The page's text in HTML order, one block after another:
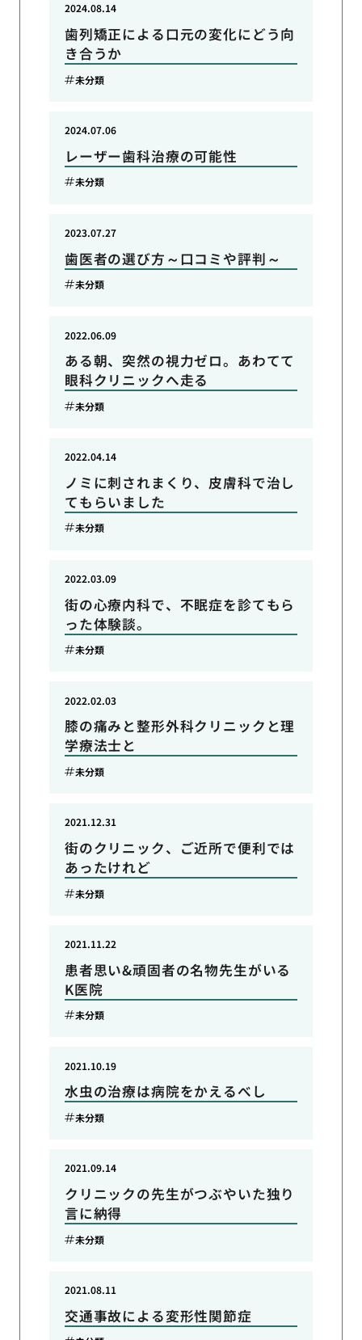
歯列矯正による口元の変化にどう向
き合うか
2024.08.14
未分類
レーザー歯科治療の可能性
2024.07.06
未分類
歯医者の選び方～口コミや評判～
2023.07.27
未分類
ある朝、突然の視力ゼロ。あわてて
眼科クリニックへ走る
2022.06.09
未分類
ノミに刺されまくり、皮膚科で治し
てもらいました
2022.04.14
未分類
街の心療内科で、不眠症を診てもら
った体験談。
2022.03.09
未分類
膝の痛みと整形外科クリニックと理
学療法士と
2022.02.03
未分類
街のクリニック、ご近所で便利では
あったけれど
2021.12.31
未分類
患者思い&頑固者の名物先生がいる
K医院
2021.11.22
未分類
水虫の治療は病院をかえるべし
2021.10.19
未分類
クリニックの先生がつぶやいた独り
言に納得
2021.09.14
未分類
交通事故による変形性関節症
2021.08.11